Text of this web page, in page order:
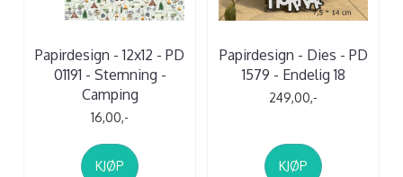
Papirdesign - 12x12 - PD
01191 - Stemning -
Camping
16,00,-
KJØP
Papirdesign - Dies - PD
1579 - Endelig 18
249,00,-
KJØP